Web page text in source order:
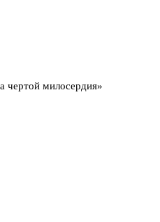
чертой милосердия»